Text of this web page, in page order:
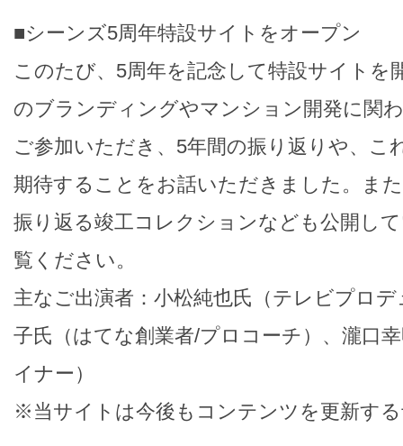
■シーンズ5周年特設サイトをオープン
このたび、5周年を記念して特設サイトを
のブランディングやマンション開発に関
ご参加いただき、5年間の振り返りや、こ
期待することをお話いただきました。ま
振り返る竣工コレクションなども公開し
覧ください。
主なご出演者：小松純也氏（テレビプロ
子氏（はてな創業者/プロコーチ）、瀧口
イナー）
※当サイトは今後もコンテンツを更新す